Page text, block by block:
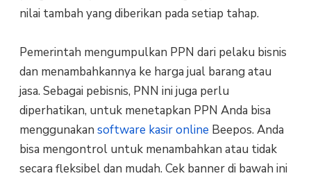
nilai tambah yang diberikan pada setiap tahap.
Pemerintah mengumpulkan PPN dari pelaku bisnis
dan menambahkannya ke harga jual barang atau
jasa. Sebagai pebisnis, PNN ini juga perlu
diperhatikan, untuk menetapkan PPN Anda bisa
menggunakan software kasir online Beepos. Anda
bisa mengontrol untuk menambahkan atau tidak
secara fleksibel dan mudah. Cek banner di bawah ini